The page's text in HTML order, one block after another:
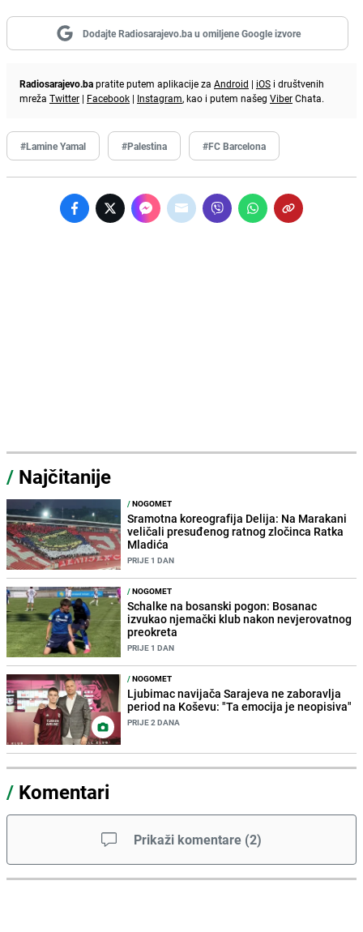
Dodajte Radiosarajevo.ba u omiljene Google izvore
Radiosarajevo.bapratite putem aplikacije za Android | iOS i društvenih
mreža Twitter | Facebook | Instagram, kao i putem našeg ViberChata.
#Lamine Yamal #Palestina #FC Barcelona
/ Najčitanije
/NOGOMET
Sramotna koreografija Delija: Na Marakani
veličali presuđenog ratnog zločinca Ratka
Mladića
PRIJE 1 DAN
/NOGOMET
Schalke na bosanski pogon: Bosanac
izvukao njemački klub nakon nevjerovatnog
preokreta
PRIJE 1 DAN
/NOGOMET
Ljubimac navijača Sarajeva ne zaboravlja
period na Koševu: "Ta emocija je neopisiva"
PRIJE 2 DANA
/ Komentari
Prikaži komentare (2)